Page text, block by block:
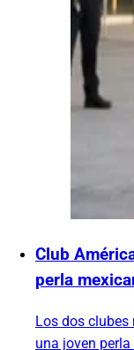
Club
perla
Los dos
una joven